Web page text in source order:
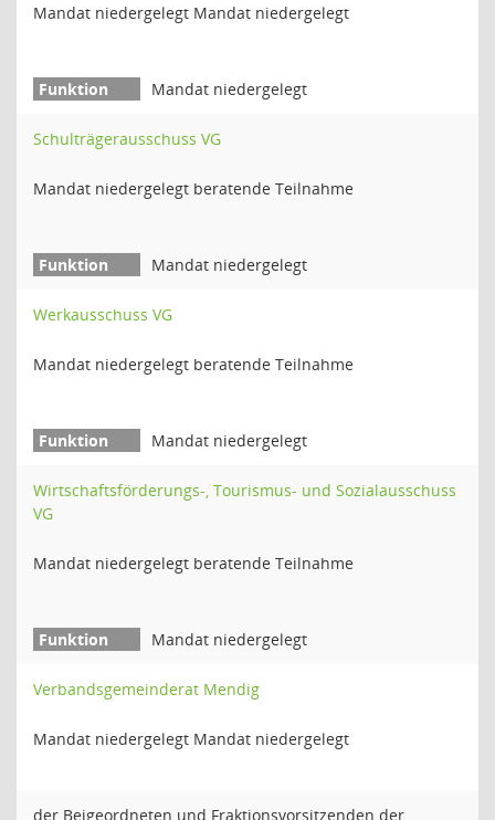
Mandat niedergelegt Mandat niedergelegt
Mandat niedergelegt
Schulträgerausschuss VG
Mandat niedergelegt beratende Teilnahme
Mandat niedergelegt
Werkausschuss VG
Mandat niedergelegt beratende Teilnahme
Mandat niedergelegt
Wirtschaftsförderungs-, Tourismus- und Sozialausschuss
VG
Mandat niedergelegt beratende Teilnahme
Mandat niedergelegt
Verbandsgemeinderat Mendig
Mandat niedergelegt Mandat niedergelegt
der Beigeordneten und Fraktionsvorsitzenden der